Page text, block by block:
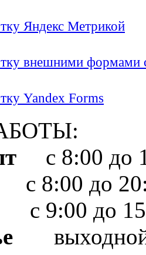
Яндекс Метрикой
внешними формами
Yandex Forms
с 8:00 до
до
до